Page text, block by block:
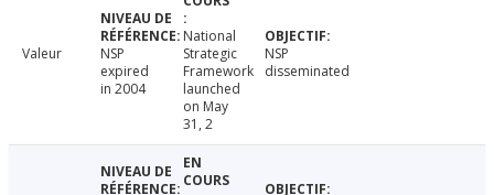
Valeur
NSP
expired
in 2004
National
Strategic
Framework
launched
on May
31, 2
NSP
disseminated